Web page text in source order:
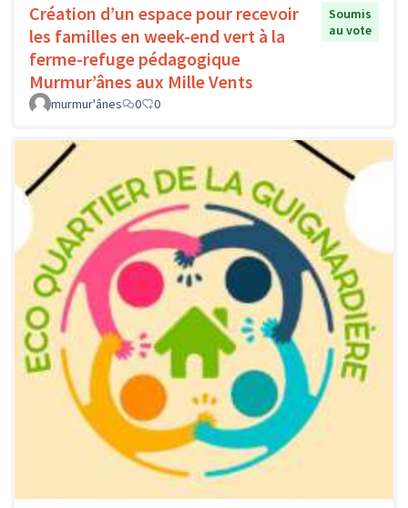
Création d’un espace pour recevoir
les familles en week-end vert à la
ferme-refuge pédagogique
Murmur’ânes aux Mille Vents
Soumis
au vote
murmur'ânes 0 0